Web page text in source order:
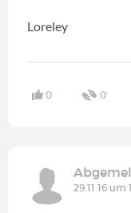
Loreley
0 0
29.11.16 um